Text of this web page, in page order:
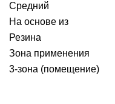
Средний
На основе из
Резина
Зона применения
3-зона (помещение)